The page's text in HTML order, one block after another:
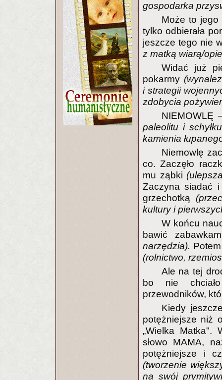
gospodarka
Może to jego
tylko odbierała
jeszcze tego nie
z matką wiarą/
Widać już
pokarmy
i strategii
zdobycia
paleolitu i
kamienia
Niemowlę
co. Zaczęło
mu ząbki
Zaczyna siadać i
grzechotką
kultury i
W końcu
bawić
narzędzia).
(rolnictwo,
Ale na tej
bo nie
przewodników,
Kiedy
potężniejsze niż
„Wielka Matka".
słowo MAMA,
potężniejsze i
(tworzenie
na swój